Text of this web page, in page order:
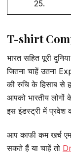
25.
T-shirt
भारत सहित पूरी
जितना चाहें उतना
की रुचि के हिसाब से
आपको भारतीय
इस इंडस्ट्री में
आप काफी कम खर्च
सकते हैं या चाहें तो